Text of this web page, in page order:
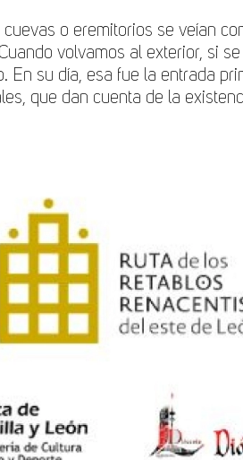
o eremitorios se veían
volvamos al exterior, si
su día, esa fue la entrada
que dan cuenta de la